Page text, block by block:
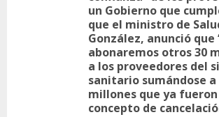
un Gobierno que
que el ministro de
González, anunció que
abonaremos otros 30
a los proveedores del
sanitario sumándose
millones que ya
concepto de